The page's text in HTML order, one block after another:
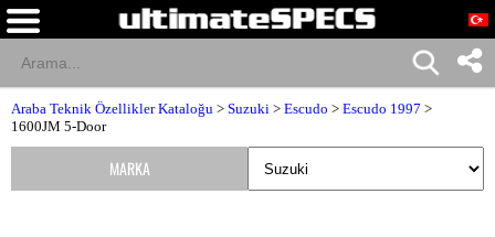
Araba Teknik Özellikler Kataloğu > Suzuki > Escudo > Escudo 1997 >
1600JM 5-Door
MARKA